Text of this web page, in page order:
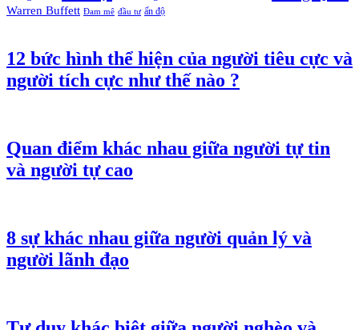
Warren Buffett Đam mê đầu tư ấn độ
12 bức hình thể hiện của người tiêu cực và
người tích cực như thế nào ?
Quan điểm khác nhau giữa người tự tin
và người tự cao
8 sự khác nhau giữa người quản lý và
người lãnh đạo